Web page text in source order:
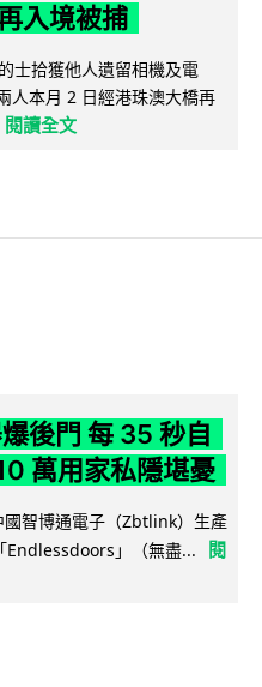
入境被捕
士拾獲他人遺留相機及電
人本月 2 日經港珠澳大橋再
閱讀全文
後門 每 35 秒自
萬用家私隱堪憂
智博通電子（Zbtlink）生產
Endlessdoors」（無盡...
閱